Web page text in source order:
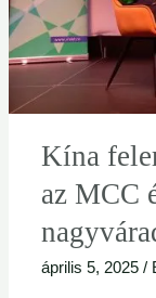
Kína
az MCC
április 5, 2025 /
MCC
és
az
RMKT
közös
rendezvényén